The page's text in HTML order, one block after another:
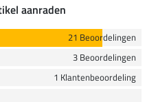
aanraden
21 Beoordelingen
3 Beoordelingen
1 Klantenbeoordeling